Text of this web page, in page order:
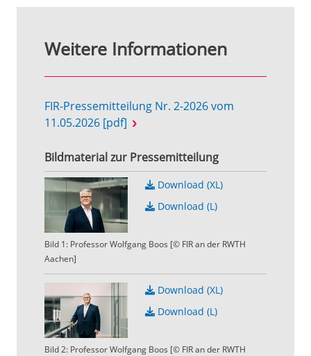
Weitere Informationen
FIR-Pressemitteilung Nr. 2-2026 vom
11.05.2026 [pdf]
Bildmaterial zur Pressemitteilung
Download (XL)
Download (L)
Bild 1: Professor Wolfgang Boos [© FIR an der RWTH
Aachen]
Download (XL)
Download (L)
Bild 2: Professor Wolfgang Boos [© FIR an der RWTH